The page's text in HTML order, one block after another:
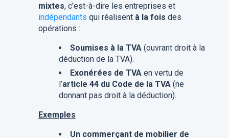
mixtes, c’est-à-dire les entreprises et
indépendants qui réalisent à la fois des
opérations :
Soumises à la TVA(ouvrant droit à la
déduction de la TVA).
Exonérées de TVAen vertu de
l’article 44 du Code de la TVA(ne
donnant pas droit à la déduction).
Exemples
Un commerçant de mobilier de